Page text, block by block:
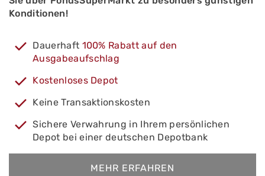
Konditionen!
Dauerhaft 100% Rabatt auf den
Ausgabeaufschlag
Kostenloses Depot
Keine Transaktionskosten
Sichere Verwahrung in Ihrem persönlichen
Depot bei einer deutschen Depotbank
MEHR ERFAHREN